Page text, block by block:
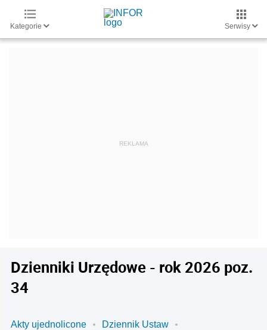
Kategorie Serwisy
Dzienniki Urzędowe - rok 2026 poz.
34
Akty ujednolicone
Dziennik Ustaw